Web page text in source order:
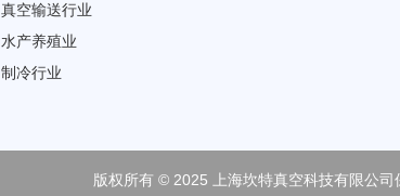
真空输送行业
水产养殖业
制冷行业
版权所有 © 2025 上海坎特真空科技有限公司